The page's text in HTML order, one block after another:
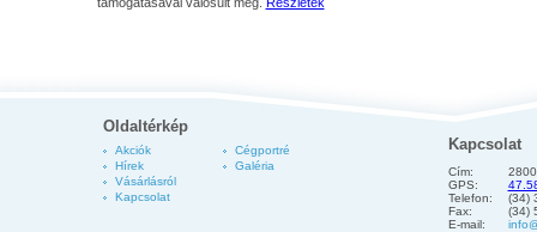
Oldaltérkép
Akciók
Hírek
Vásárlásról
Kapcsolat
Cégportré
Galéria
Kapcsolat
Cím:
GPS:
Telefon:
(34)
Fax:
(34)
E-mail: